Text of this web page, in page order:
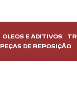
OLEOS E ADITIVOS
PEÇAS DE REPOSIÇÃO